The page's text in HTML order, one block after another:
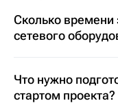
Сколько времени
сетевого
Что нужно
стартом проекта?